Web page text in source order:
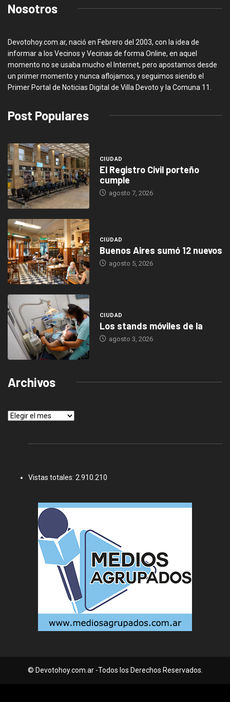
Nosotros
Devotohoy.com.ar, nació en Febrero del 2003, con la idea de
informar a los Vecinos y Vecinas de forma Online, en aquel
momento no se usaba mucho el Internet, pero apostamos desde
un primer momento y nunca aflojamos, y seguimos siendo el
Primer Portal de Noticias Digital de Villa Devoto y la Comuna 11.
Post Populares
CIUDAD
El Registro Civil porteño
cumple
agosto 7, 2026
CIUDAD
Buenos Aires sumó 12 nuevos
agosto 5, 2026
CIUDAD
Los stands móviles de la
agosto 3, 2026
Archivos
Archivos
Vistas totales: 2.910.210
© Devotohoy.com.ar -Todos los Derechos Reservados.